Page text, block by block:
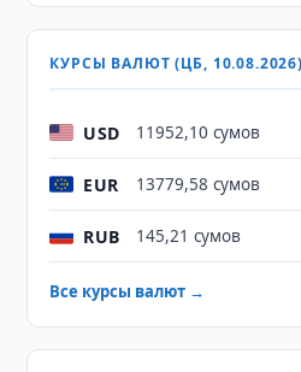
КУРСЫ ВАЛЮТ (ЦБ, 10.08.2026)
USD 11952,10 сумов
EUR 13779,58 сумов
RUB 145,21 сумов
Все курсы валют →